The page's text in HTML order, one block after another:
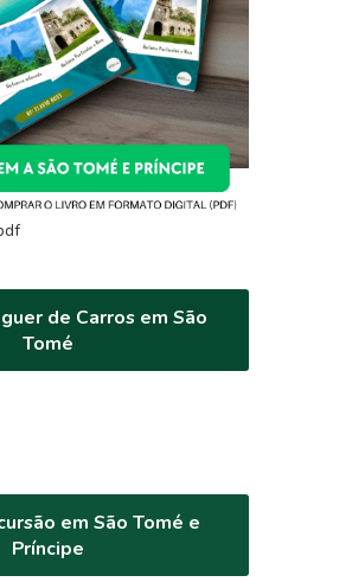
de Carros em São
Tomé
em São Tomé e
Príncipe